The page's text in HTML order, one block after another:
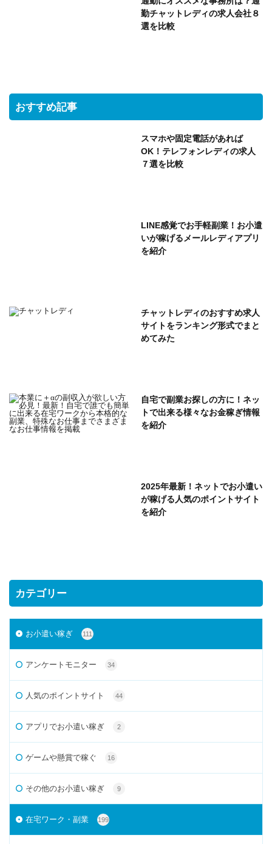
勤チャットレディの求人会社８
選を比較
おすすめ記事
スマホや固定電話があれば
OK！テレフォンレディの求人
７選を比較
LINE感覚でお手軽副業！お小遣
いが稼げるメールレディアプリ
を紹介
チャットレディのおすすめ求人
サイトをランキング形式でまと
めてみた
自宅で副業お探しの方に！ネッ
トで出来る様々なお金稼ぎ情報
を紹介
2025年最新！ネットでお小遣い
が稼げる人気のポイントサイト
を紹介
カテゴリー
お小遣い稼ぎ 111
アンケートモニター 34
人気のポイントサイト 44
アプリでお小遣い稼ぎ 2
ゲームや懸賞で稼ぐ 16
その他のお小遣い稼ぎ 9
在宅ワーク・副業 199